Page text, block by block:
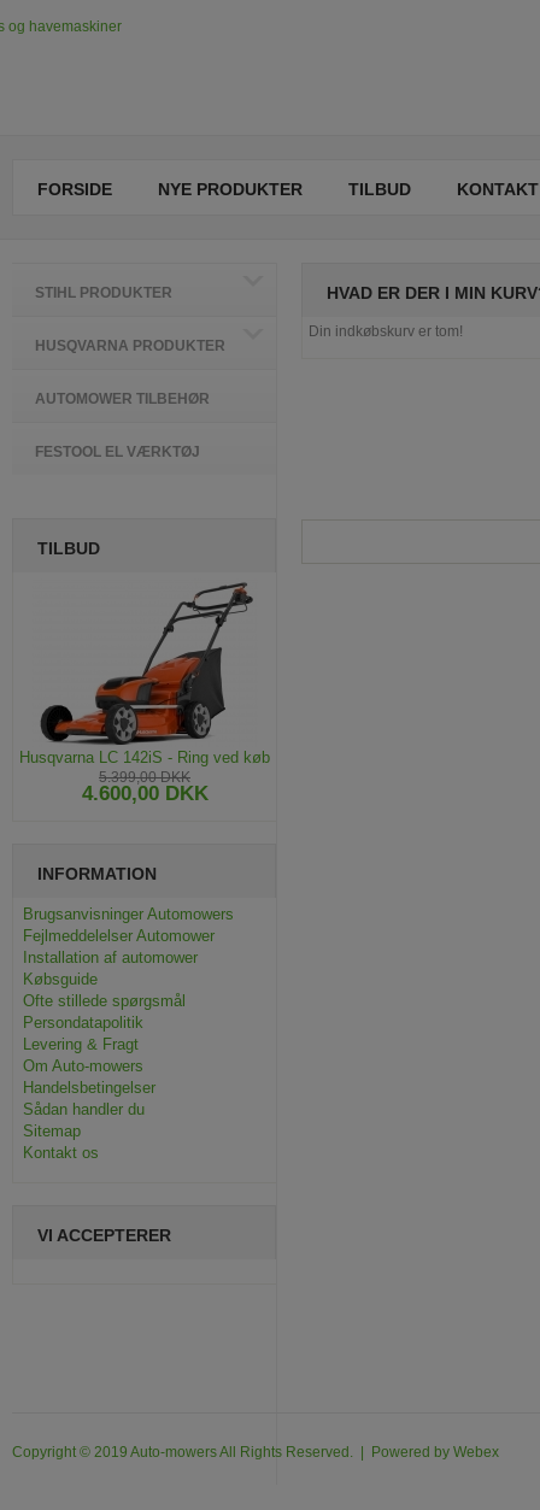
FORSIDE NYE PRODUKTER TILBUD KONTAKT
HVAD ER DER I MIN
Din indkøbskurv er tom!
STIHL PRODUKTER
HUSQVARNA PRODUKTER
AUTOMOWER TILBEHØR
FESTOOL EL VÆRKTØJ
TILBUD
Husqvarna LC 142iS - Ring ved køb
5.399,00 DKK
4.600,00 DKK
INFORMATION
Brugsanvisninger Automowers
Fejlmeddelelser Automower
Installation af automower
Købsguide
Ofte stillede spørgsmål
Persondatapolitik
Levering & Fragt
Om Auto-mowers
Handelsbetingelser
Sådan handler du
Sitemap
Kontakt os
VI ACCEPTERER
Copyright © 2019 Auto-mowers All Rights Reserved. | Powered by Webex